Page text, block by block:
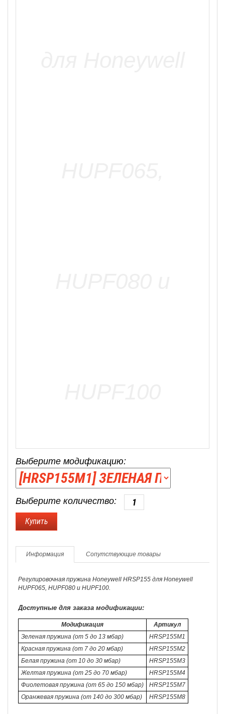
Выберите модификацию:
Выберите количество:
Информация Сопутствующие товары
Регулировочная пружина Honeywell HRSP155 для Honeywell
HUPF065, HUPF080 и HUPF100.
Доступные для заказа модификации:
Модификация
Артикул
Зеленая пружина (от 5 до 13 мбар)
HRSP155M1
Красная пружина (от 7 до 20 мбар)
HRSP155M2
Белая пружина (от 10 до 30 мбар)
HRSP155M3
Желтая пружина (от 25 до 70 мбар)
HRSP155M4
Фиолетовая пружина (от 65 до 150 мбар)
HRSP155M7
Оранжевая пружина (от 140 до 300 мбар)
HRSP155M8